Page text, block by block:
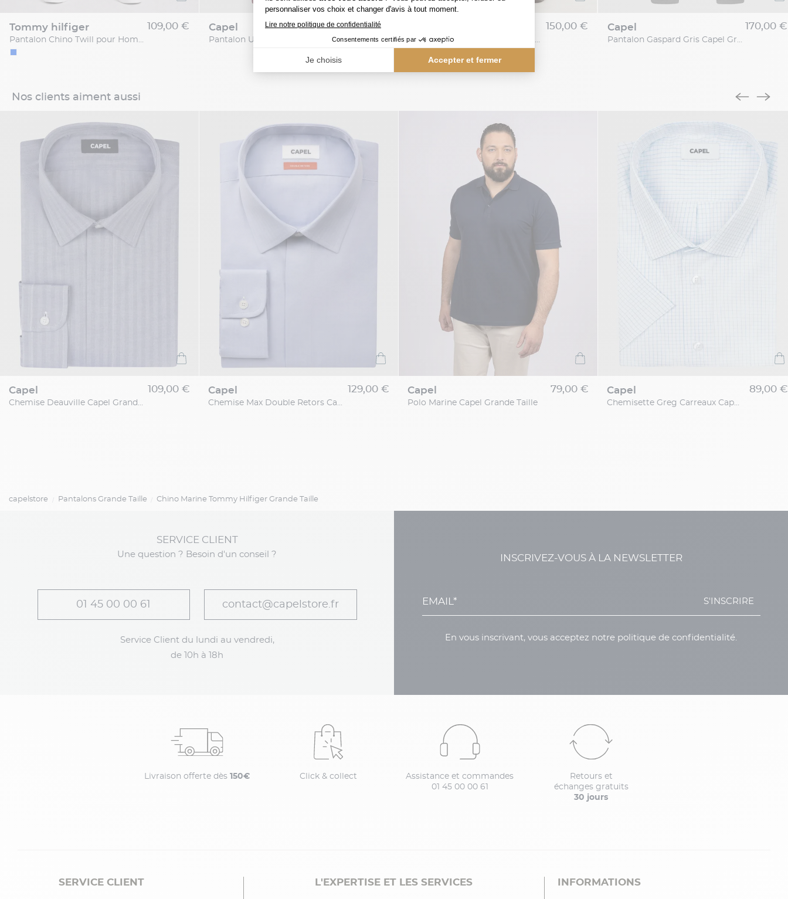
tommy hilfiger
Pantalon Chino Twill pour Homme Grand Bleu
109,00 € capel
Pantalon Ultra-léger Lie De Vin Capel Grande Taille
195,00 €
Pantalon En Lin Kaki Elastique Capel Grande Taille
150,00 € capel
Pantalon Gaspard Gris Capel Grande Taille
170,00 €
Nos clients aiment aussi
capel
Chemise Deauville Capel Grande Taille
109,00 € capel
Chemise Max Double Retors Capel Grande Taille
129,00 € capel
Polo Marine Capel Grande Taille
79,00 € capel
Chemisette Greg Carreaux Capel Grande Taille
89,00 €
capelstore Pantalons Grande Taille Chino Marine Tommy Hilfiger Grande Taille
SERVICE CLIENT
Une question ? Besoin d'un conseil ?
01 45 00 00 61 contact@capelstore.fr
Service Client du lundi au vendredi,
de 10h à 18h
INSCRIVEZ-VOUS À LA NEWSLETTER
S'INSCRIRE
En vous inscrivant, vous acceptez notre politique de confidentialité.
Livraison offerte dès 150€ Click & collect
Assistance et commandes
01 45 00 00 61
Retours et
échanges gratuits
30 jours
SERVICE CLIENT L'EXPERTISE ET LES SERVICES INFORMATIONS